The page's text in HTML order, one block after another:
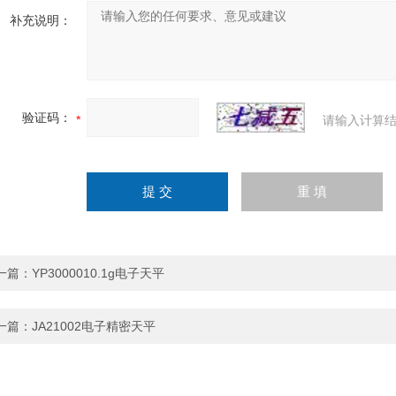
补充说明：
验证码： 请输入计算
篇： YP3000010.1g电子天平
篇： JA21002电子精密天平